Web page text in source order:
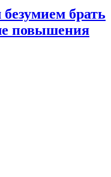
брать
повышения